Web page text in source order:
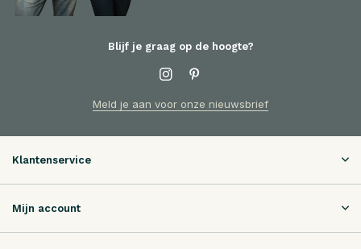
Blijf je graag op de hoogte?
Meld je aan voor onze nieuwsbrief
Klantenservice
Mijn account